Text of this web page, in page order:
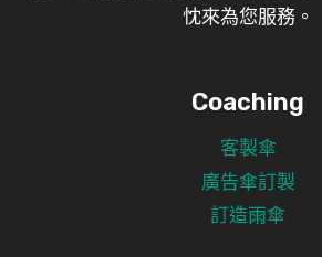
忱來為您服務。
Coaching
客製傘
廣告傘訂製
訂造雨傘